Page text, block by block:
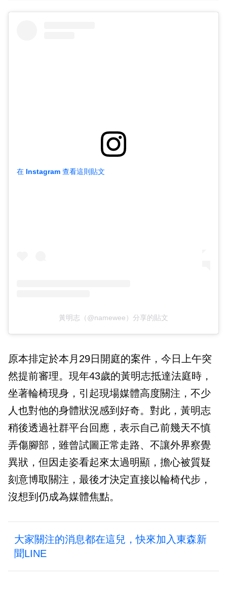
在 Instagram 查看這則貼文
黃明志（@namewee）分享的貼文
原本排定於本月29日開庭的案件，今日上午突
然提前審理。現年43歲的黃明志抵達法庭時，
坐著輪椅現身，引起現場媒體高度關注，不少
人也對他的身體狀況感到好奇。對此，黃明志
稍後透過社群平台回應，表示自己前幾天不慎
弄傷腳部，雖曾試圖正常走路、不讓外界察覺
異狀，但因走姿看起來太過明顯，擔心被質疑
刻意博取關注，最後才決定直接以輪椅代步，
沒想到仍成為媒體焦點。
大家關注的消息都在這兒，快來加入東森新
聞LINE